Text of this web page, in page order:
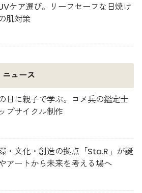
ケア選び。リーフセーフな日焼け
肌対策
ニュース
日に親子で学ぶ。コメ兵の鑑定士
プサイクル制作
・文化・創造の拠点「Sta.R」が誕
アートから未来を考える場へ